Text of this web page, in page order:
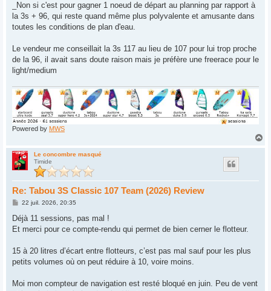
_Non si c'est pour gagner 1 noeud de départ au planning par rapport à
la 3s + 96, qui reste quand même plus polyvalente et amusante dans
toutes les conditions de plan d'eau.
Le vendeur me conseillait la 3s 117 au lieu de 107 pour lui trop proche
de la 96, il avait sans doute raison mais je préfère une freerace pour le
light/medium
Powered by MWS
Le concombre masqué
Timide
Re: Tabou 3S Classic 107 Team (2026) Review
M
s
s
a
22 juil. 2026, 20:35
Déjà 11 sessions, pas mal !
Et merci pour ce compte-rendu qui permet de bien cerner le flotteur.
15 à 20 litres d’écart entre flotteurs, c’est pas mal sauf pour les plus
petits volumes où on peut réduire à 10, voire moins.
Moi mon compteur de navigation est resté bloqué en juin. Peu de vent